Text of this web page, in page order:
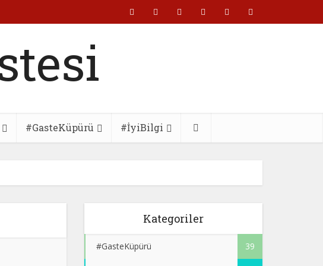
#GasteKüpürü #İyiBilgi
Kategoriler
#GasteKüpürü 39